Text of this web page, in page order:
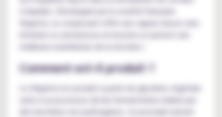
e-liquides. Développé par la société française
Vegetol, ce composant offre une vapeur douce sans
Comment est-il produit ?
Le Végétol est produit à partir de glycérine végétale
des bactéries non pathogènes. Ce procédé naturel